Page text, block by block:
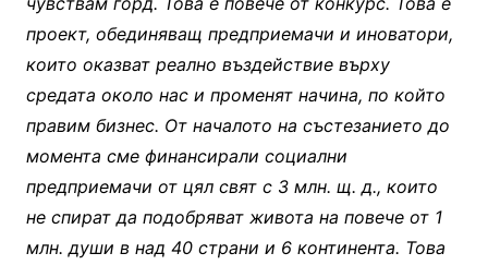
проект, обединяващ предприемачи и иноватори,
които оказват реално въздействие върху
средата около нас и променят начина, по който
правим бизнес. От началото на състезанието до
момента сме финансирали социални
предприемачи от цял свят с 3 млн. щ. д., които
не спират да подобряват живота на повече от 1
млн. души в над 40 страни и 6 континента. Това